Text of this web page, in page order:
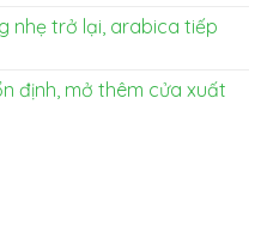
nhẹ trở lại, arabica tiếp
định, mở thêm cửa xuất